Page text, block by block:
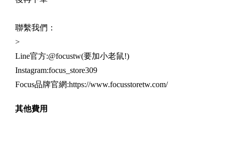
聯繫我們：
>
Line官方:@focustw(要加小老鼠!)
Instagram:focus_store309
Focus品牌官網:https://www.focusstoretw.com/
其他費用